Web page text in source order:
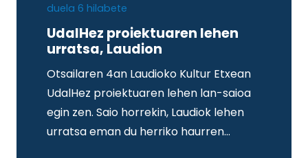
duela 6 hilabete
UdalHez proiektuaren lehen
urratsa, Laudion
Otsailaren 4an Laudioko Kultur Etxean
UdalHez proiektuaren lehen lan-saioa
egin zen. Saio horrekin, Laudiok lehen
urratsa eman du herriko haurren…